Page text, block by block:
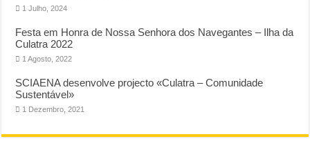
1 Julho, 2024
Festa em Honra de Nossa Senhora dos Navegantes – Ilha da
Culatra 2022
1 Agosto, 2022
SCIAENA desenvolve projecto «Culatra – Comunidade
Sustentável»
1 Dezembro, 2021